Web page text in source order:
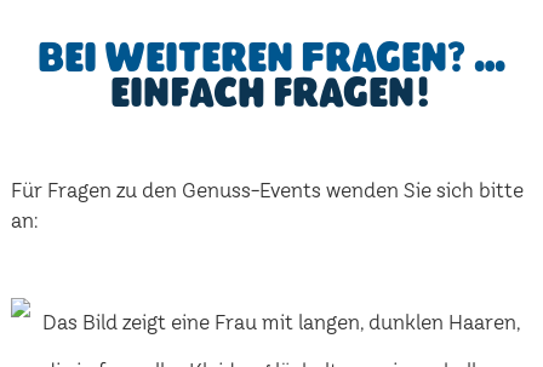
Bei weiteren Fragen? …
einfach fragen!
Für Fragen zu den Genuss-Events wenden Sie sich bitte
an: